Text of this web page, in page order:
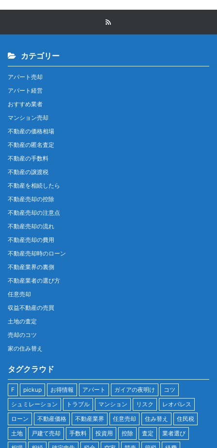
カテゴリー
アパート売却
アパート経営
おすすめ業者
マンション売却
不動産の価格相場
不動産の匿名査定
不動産の手数料
不動産の譲渡税
不動産を相続したら
不動産売却の控除
不動産売却の注意点
不動産売却の流れ
不動産売却の費用
不動産売却時のローン
不動産業界の裏側
不動産業者の選び方
任意売却
収益不動産の売買
土地の査定
売却のコツ
家の住み替え
タグクラウド
F pickup お得情報 アパート ガイアの夜明け
コツ
シュミレーション
トラブル マンション リスク
レオパレス
ローン
不動産価格 不動産業界 任意売却 住み替え
住民税
土地
戸建て売却 手数料 投資用 控除 査定
業者選び